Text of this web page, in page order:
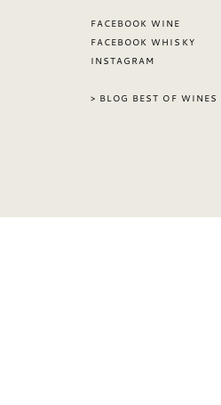
FACEBOOK WINE
FACEBOOK WHISKY
INSTAGRAM
> BLOG BEST OF WINES